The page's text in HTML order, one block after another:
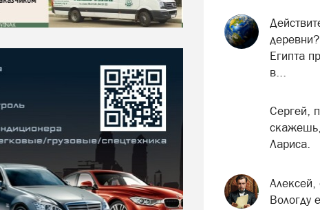
Египта
в...
Сергей,
Лариса.
Алексей,
Вологду